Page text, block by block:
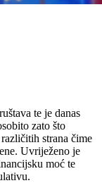
te je danas
zato što
strana čime
Uvriježeno je
moć te